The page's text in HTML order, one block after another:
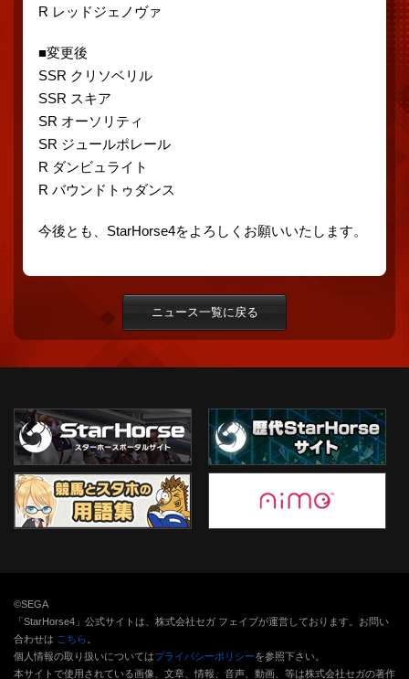
R レッドジェノヴァ
■変更後
SSR クリソベリル
SSR スキア
SR オーソリティ
SR ジュールポレール
R ダンビュライト
R バウンドトゥダンス
今後とも、StarHorse4をよろしくお願いいたします。
ニュース一覧に戻る
©SEGA
「StarHorse4」公式サイトは、株式会社セガ フェイブが運営しております。お問い
合わせは こちら
個人情報の取り扱いについてはプライバシーポリシーを参照下さい。
本サイトで使用されている画像、文章、情報、音声、動画、等は株式会社セガの著作